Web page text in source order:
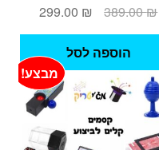
389.00₪
המחיר
המקורי
היה:
389.00 ₪.
299.00 ₪
המחיר
הנוכחי
299.00 ₪.
הוספה לסל
מבצע!